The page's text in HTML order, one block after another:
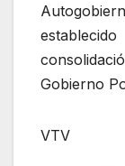
Gobierno
VTV